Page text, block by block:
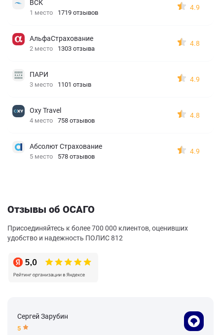
ВСК
1 место 1719 отзывов
4.9
АльфаСтрахование
2 место 1303 отзыва
4.8
ПАРИ
3 место 1101 отзыв
4.9
Oxy Travel
4 место 758 отзывов
4.8
Абсолют Страхование
5 место 578 отзывов
4.9
Отзывы об ОСАГО
Присоединяйтесь к более 700 000 клиентов, оценивших
удобство и надежность ПОЛИС 812
Сергей Зарубин
5